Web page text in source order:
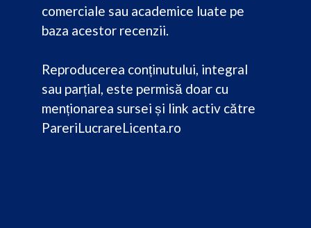
comerciale sau academice luate pe
baza acestor recenzii.
Reproducerea conținutului, integral
sau parțial, este permisă doar cu
menționarea sursei și link activ către
PareriLucrareLicenta.ro